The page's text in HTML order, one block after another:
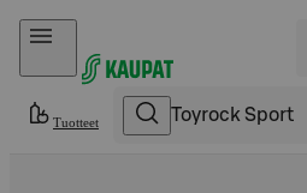
Hyppää sisältöön
Tuotteet